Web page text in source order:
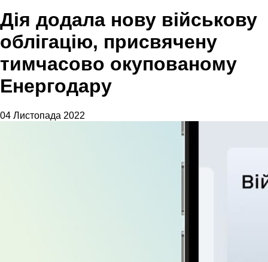
Дія додала нову військову
облігацію, присвячену
тимчасово окупованому
Енергодару
04 Листопада 2022